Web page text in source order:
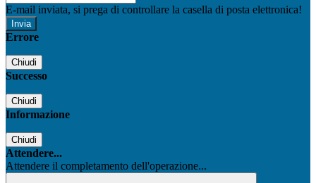
E-mail inviata, si prega di controllare la casella di posta elettronica!
Errore
Chiudi
Successo
Chiudi
Informazione
Chiudi
Attendere...
Attendere il completamento dell'operazione...